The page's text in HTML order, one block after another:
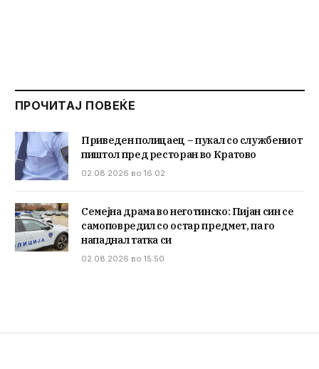
ПРОЧИТАЈ ПОВЕЌЕ
Приведен полицаец – пукал со службениот
пиштол пред ресторан во Кратово
02.08.2026 во 16:02
Семејна драма во неготинско: Пијан син се
самоповредил со остар предмет, па го
нападнал татка си
02.08.2026 во 15:50